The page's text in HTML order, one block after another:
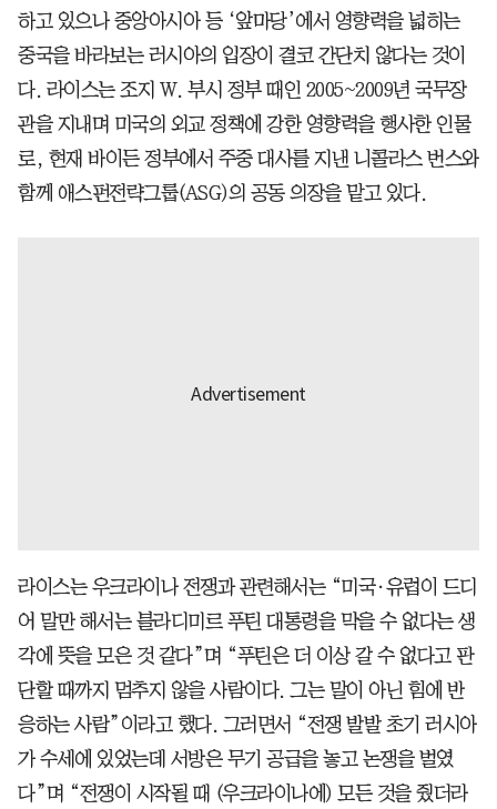
하고 있으나 중앙아시아 등 ‘앞마당’에서 영향력을 넓히는
중국을 바라보는 러시아의 입장이 결코 간단치 않다는 것이
다. 라이스는 조지 W. 부시 정부 때인 2005~2009년 국무장
관을 지내며 미국의 외교 정책에 강한 영향력을 행사한 인물
로, 현재 바이든 정부에서 주중 대사를 지낸 니콜라스 번스와
함께 애스펀전략그룹(ASG)의 공동 의장을 맡고 있다.
라이스는 우크라이나 전쟁과 관련해서는 “미국·유럽이 드디
어 말만 해서는 블라디미르 푸틴 대통령을 막을 수 없다는 생
각에 뜻을 모은 것 같다”며 “푸틴은 더 이상 갈 수 없다고 판
단할 때까지 멈추지 않을 사람이다. 그는 말이 아닌 힘에 반
응하는 사람”이라고 했다. 그러면서 “전쟁 발발 초기 러시아
가 수세에 있었는데 서방은 무기 공급을 놓고 논쟁을 벌였
다”며 “전쟁이 시작될 때 (우크라이나에) 모든 것을 줬더라